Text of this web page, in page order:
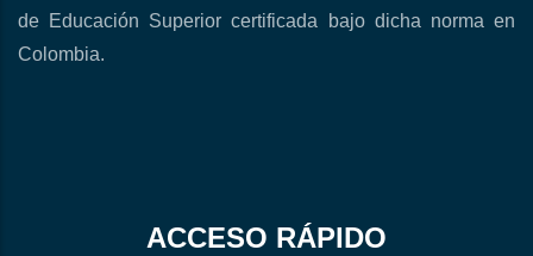
de Educación Superior certificada bajo dicha norma en
Colombia.
ACCESO RÁPIDO